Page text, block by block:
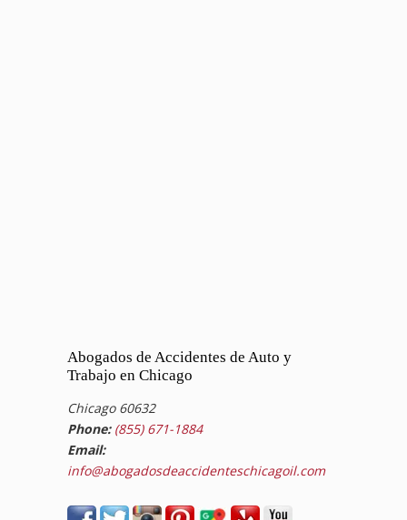
Abogados de Accidentes de Auto y
Trabajo en Chicago
Chicago 60632
Phone: (855) 671-1884
Email:
info@abogadosdeaccidenteschicagoil.com